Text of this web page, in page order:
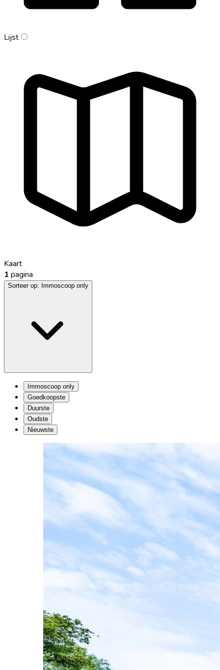
Lijst
Kaart
1 pagina
Sorteer op: Immoscoop only
Immoscoop only
Goedkoopste
Duurste
Oudste
Nieuwste